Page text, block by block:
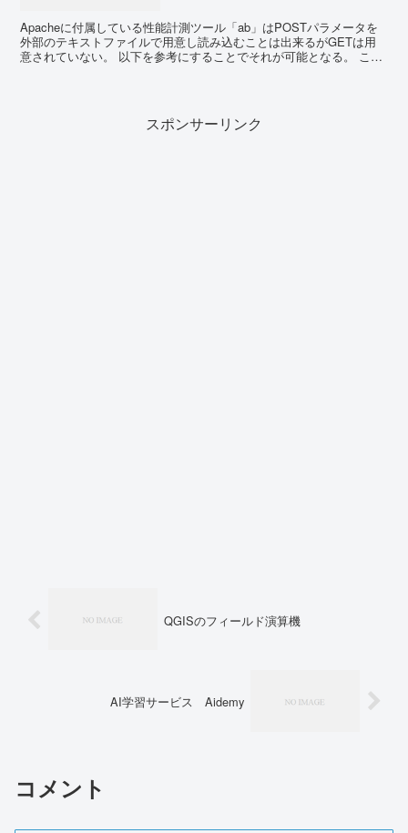
Apacheに付属している性能計測ツール「ab」はPOSTパラメータを
外部のテキストファイルで用意し読み込むことは出来るがGETは用
意されていない。 以下を参考にすることでそれが可能となる。 これ
スポンサーリンク
QGISのフィールド演算機
AI学習サービス Aidemy
コメント